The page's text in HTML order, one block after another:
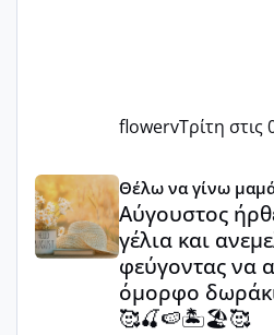
flowervΤρίτη στις
Αύγουστος ήρθε ξανά
Θέλω να γίνω
Αύγουστος
γέλια και
φεύγοντας να
όμορφο
🥰🍒🍉🏝️🏖️🥰